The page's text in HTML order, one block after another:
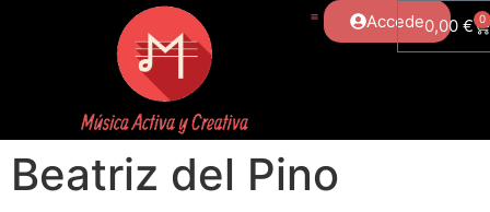
Accede0,00 € 0
Beatriz del Pino